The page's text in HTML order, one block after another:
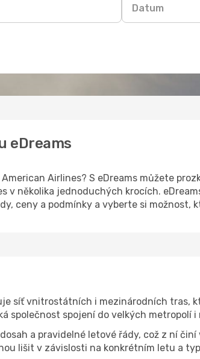
Datum
eDreams
Airlines? S eDreams můžete
v několika jednoduchých krocích.
ceny a podmínky a vyberte si možnost,
síť vnitrostátních i mezinárodních tras,
společnost spojení do velkých metropolí
a pravidelné letové řády, což z ní
lišit v závislosti na konkrétním letu a